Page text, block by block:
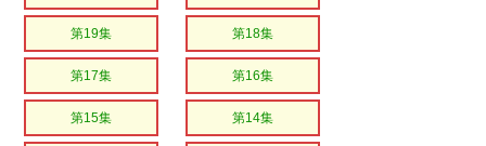
第19集 第18集
第17集 第16集
第15集 第14集